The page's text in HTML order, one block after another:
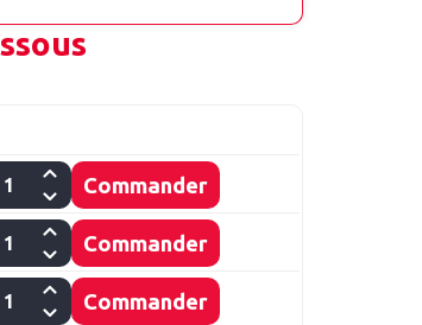
Commander
Commander
Commander